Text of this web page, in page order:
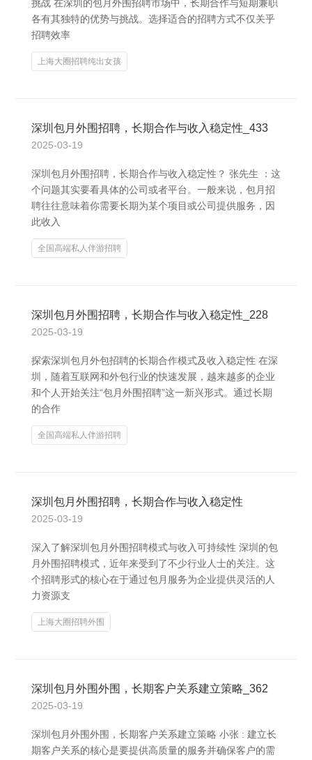
挑战 在深圳的包月外围招聘市场中，长期合作与短期兼职
各有其独特的优势与挑战。选择适合的招聘方式不仅关乎
招聘效率
上海大圈招聘纯出女孩
深圳包月外围招聘，长期合作与收入稳定性_433
2025-03-19
深圳包月外围招聘，长期合作与收入稳定性？ 张先生 ：这
个问题其实要看具体的公司或者平台。一般来说，包月招
聘往往意味着你需要长期为某个项目或公司提供服务，因
此收入
全国高端私人伴游招聘
深圳包月外围招聘，长期合作与收入稳定性_228
2025-03-19
探索深圳包月外包招聘的长期合作模式及收入稳定性 在深
圳，随着互联网和外包行业的快速发展，越来越多的企业
和个人开始关注“包月外围招聘”这一新兴形式。通过长期
的合作
全国高端私人伴游招聘
深圳包月外围招聘，长期合作与收入稳定性
2025-03-19
深入了解深圳包月外围招聘模式与收入可持续性 深圳的包
月外围招聘模式，近年来受到了不少行业人士的关注。这
个招聘形式的核心在于通过包月服务为企业提供灵活的人
力资源支
上海大圈招聘外围
深圳包月外围外围，长期客户关系建立策略_362
2025-03-19
深圳包月外围外围，长期客户关系建立策略 小张 : 建立长
期客户关系的核心是要提供高质量的服务并确保客户的需